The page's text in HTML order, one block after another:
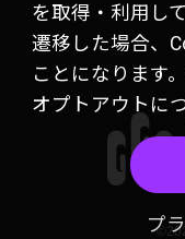
を取得・利用し
遷移した場合、
ことになります
オプトアウトに
プ